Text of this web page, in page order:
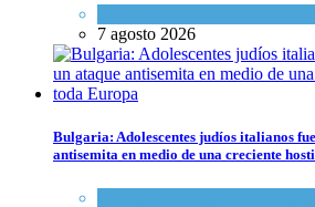
7 agosto 2026
Bulgaria: Adolescentes judíos italianos
antisemita en medio de una creciente